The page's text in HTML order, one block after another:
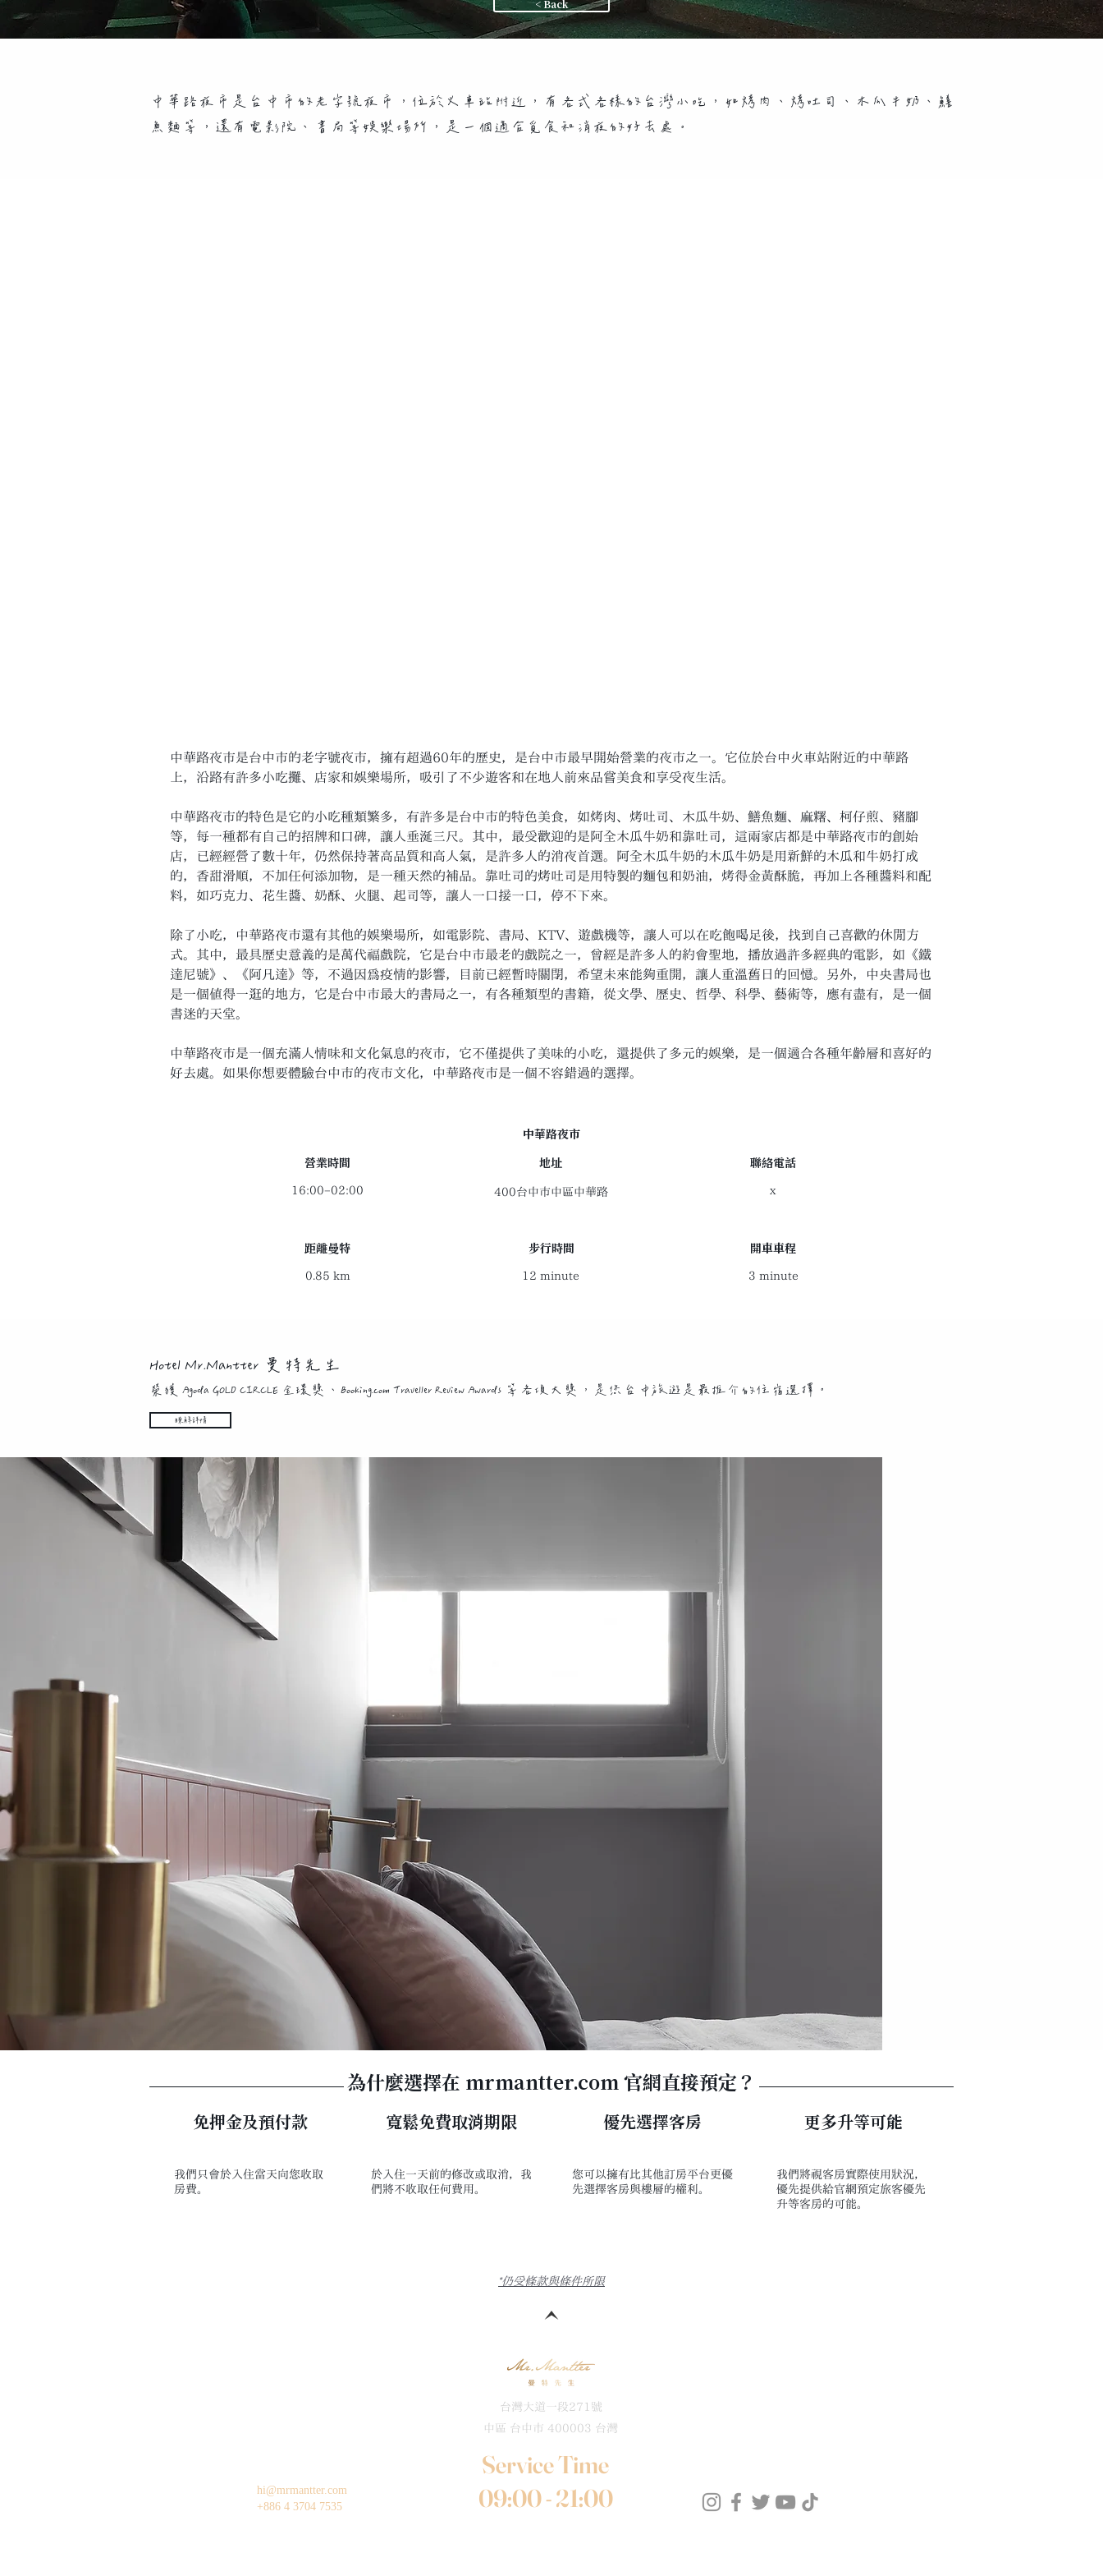
< Back
中華路夜市是台中市的老字號夜市，位於火車站附近，有各式各樣的台灣小吃，如烤肉、烤吐司、木瓜牛奶、鱔
魚麵等，還有電影院、書局等娛樂場所，是一個適合覓食和消夜的好去處。
中華路夜市是台中市的老字號夜市，擁有超過60年的歷史，是台中市最早開始營業的夜市之一。它位於台中火車站附近的中華路
上，沿路有許多小吃攤、店家和娛樂場所，吸引了不少遊客和在地人前來品嘗美食和享受夜生活。
中華路夜市的特色是它的小吃種類繁多，有許多是台中市的特色美食，如烤肉、烤吐司、木瓜牛奶、鱔魚麵、麻糬、柯仔煎、豬腳
等，每一種都有自己的招牌和口碑，讓人垂涎三尺。其中，最受歡迎的是阿全木瓜牛奶和靠吐司，這兩家店都是中華路夜市的創始
店，已經經營了數十年，仍然保持著高品質和高人氣，是許多人的消夜首選。阿全木瓜牛奶的木瓜牛奶是用新鮮的木瓜和牛奶打成
的，香甜滑順，不加任何添加物，是一種天然的補品。靠吐司的烤吐司是用特製的麵包和奶油，烤得金黃酥脆，再加上各種醬料和配
料，如巧克力、花生醬、奶酥、火腿、起司等，讓人一口接一口，停不下來。
除了小吃，中華路夜市還有其他的娛樂場所，如電影院、書局、KTV、遊戲機等，讓人可以在吃飽喝足後，找到自己喜歡的休閒方
式。其中，最具歷史意義的是萬代福戲院，它是台中市最老的戲院之一，曾經是許多人的約會聖地，播放過許多經典的電影，如《鐵
達尼號》、《阿凡達》等，不過因為疫情的影響，目前已經暫時關閉，希望未來能夠重開，讓人重溫舊日的回憶。另外，中央書局也
是一個值得一逛的地方，它是台中市最大的書局之一，有各種類型的書籍，從文學、歷史、哲學、科學、藝術等，應有盡有，是一個
書迷的天堂。
中華路夜市是一個充滿人情味和文化氣息的夜市，它不僅提供了美味的小吃，還提供了多元的娛樂，是一個適合各種年齡層和喜好的
好去處。如果你想要體驗台中市的夜市文化，中華路夜市是一個不容錯過的選擇。
中華路夜市
​營業時間
16:00–02:00
距離曼特
0.85 km
地址
400台中市中區中華路
​步行時間
12 minute
聯絡電話
x
開車車程
3 minute
Hotel Mr.Mantter 曼特先生
榮獲 Agoda GOLD CIRCLE 金環獎、Booking.com Traveller Review Awards 等各項大獎，是您台中旅遊是最推介的住宿選擇。
瞭解詳情
為什麼選擇在 mrmantter.com 官網直接預定？
​免押金及預付款
我們只會於入住當天向您收取
房費。
寬鬆免費取消期限
於入住一天前的修改或取消，我
們將不收取任何費用。
​優先選擇客房
您可以擁有比其他訂房平台更優
先選擇客房與樓層的權利。
更多升等可能
我們將視客房實際使用狀況，
優先提供給官網預定旅客優先
升等客房的可能。
*仍受條款與條件所限
台灣大道一段271號
中區 台中市 400003 台灣
hi@mrmantter.com
+886 4 3704 7535
Service Time
09:00 - 21:00